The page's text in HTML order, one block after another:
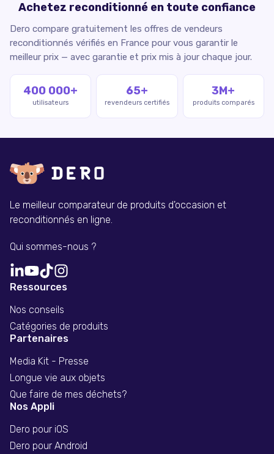
Achetez reconditionné en toute confiance
Dero compare gratuitement les offres de vendeurs
reconditionnés vérifiés en France pour vous garantir le
meilleur prix — avec garantie et prix mis à jour chaque jour.
400 000+
utilisateurs
65+
revendeurs certifiés
3M+
produits comparés
Le meilleur comparateur de produits d'occasion et
reconditionnés en ligne.
Qui sommes-nous ?
Ressources
Nos conseils
Catégories de produits
Partenaires
Media Kit - Presse
Longue vie aux objets
Que faire de mes déchets?
Nos Appli
Dero pour iOS
Dero pour Android